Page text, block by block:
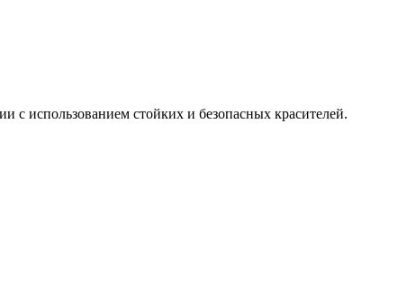
с использованием стойких и безопасных красителей.